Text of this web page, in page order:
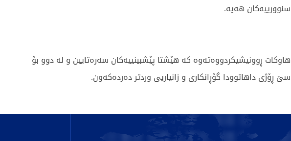
سنوورییەکان هەیە.
هاوکات ڕوونیشیکردووەتەوە کە هێشتا پێشبینییەکان سەرەتایین و لە دوو بۆ
سێ ڕۆژی داهاتوودا گۆڕانکاری و زانیاریی وردتر دەردەکەون.